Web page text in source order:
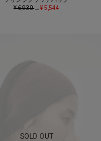
¥ 6,930→¥ 5,544
SOLD OUT